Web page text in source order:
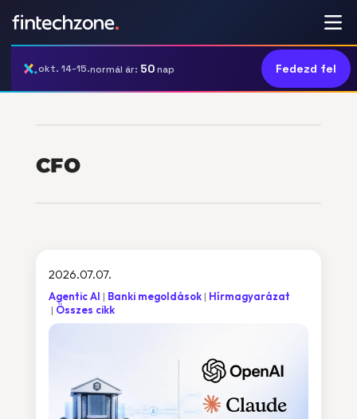
okt. 14-15.normál ár: 50nap Fedezd fel
CFO
2026.07.07.
Agentic AI Banki megoldások
Hírmagyarázat
Összes cikk